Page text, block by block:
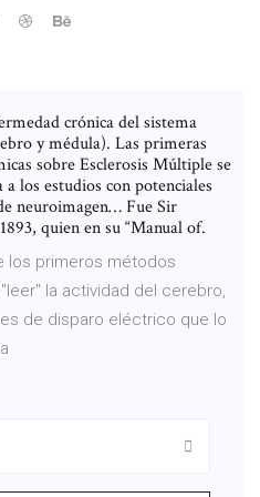
crónica del sistema
y médula). Las primeras
sobre Esclerosis Múltiple se
los estudios con potenciales
neuroimagen… Fue Sir
quien en su “Manual of.
los primeros métodos
la actividad del cerebro,
de disparo eléctrico que lo